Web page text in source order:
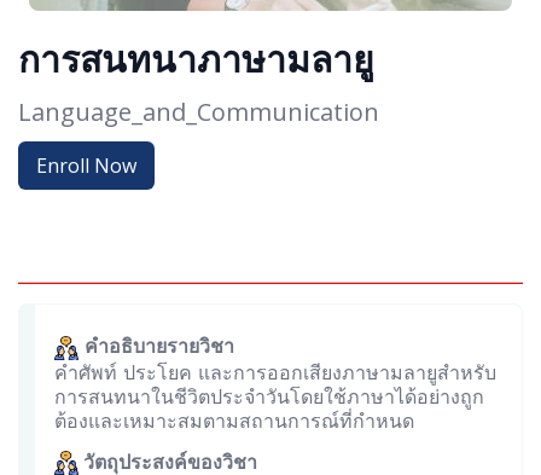
การสนทนาภาษามลายู
Language_and_Communication
Enroll Now
คำอธิบายรายวิชา
คําศัพท์ ประโยค และการออกเสียงภาษามลายูสําหรับ
การสนทนาในชีวิตประจําวันโดยใช้ภาษาได้อย่างถูก
ต้องและเหมาะสมตามสถานการณ์ที่กําหนด
วัตถุประสงค์ของวิชา